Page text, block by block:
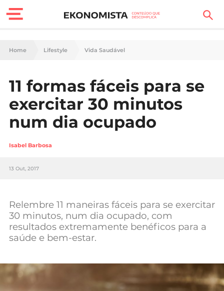
Finanças Pessoais
Carreira
Casa
Lifestyle
Sociedade
Negócios
Mundial 2026
Home Lifestyle Vida Saudável
11 formas fáceis para se
exercitar 30 minutos
num dia ocupado
Isabel Barbosa
13 Out, 2017
Relembre 11 maneiras fáceis para se exercitar
30 minutos, num dia ocupado, com
resultados extremamente benéficos para a
saúde e bem-estar.